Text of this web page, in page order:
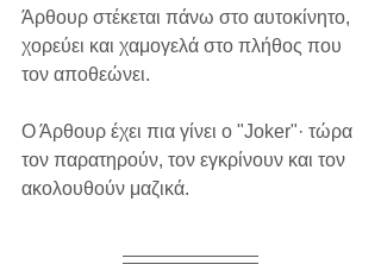
Άρθουρ στέκεται πάνω στο αυτοκίνητο,
χορεύει και χαμογελά στο πλήθος που
τον αποθεώνει.
Ο Άρθουρ έχει πια γίνει ο "Joker"· τώρα
τον παρατηρούν, τον εγκρίνουν και τον
ακολουθούν μαζικά.